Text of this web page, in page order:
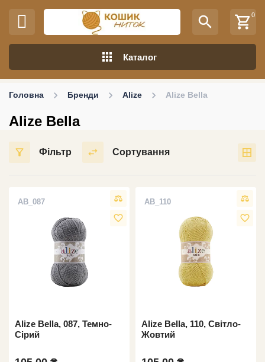
search shopping_cart0
apps Каталог
Головна Бренди Alize Alize Bella
Alize Bella
Фільтр Сортування
AB_087
favorite_border
Alize Bella, 087, Темно-
Сірий
AB_110
favorite_border
Alize Bella, 110, Світло-
Жовтий